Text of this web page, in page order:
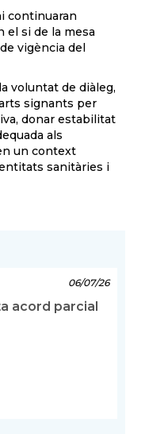
continuaran
el si de la mesa
vigència del
voluntat de diàleg,
signants per
donar estabilitat
als
un context
sanitàries i
06/07/26
acord parcial